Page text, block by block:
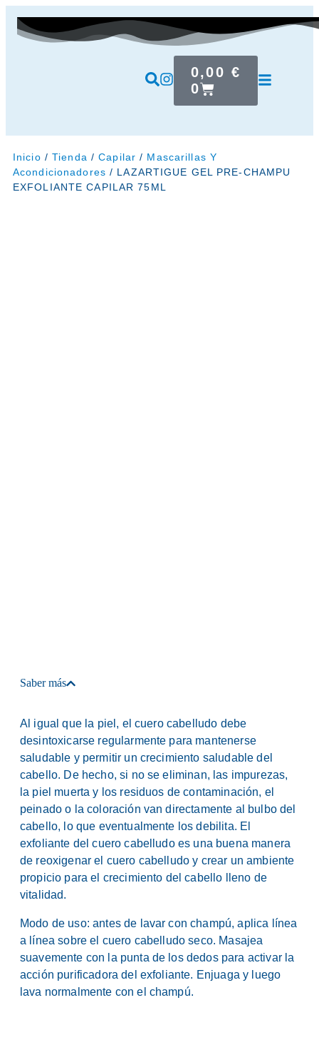
0,00 €
0
Inicio /Tienda /Capilar / Mascarillas Y
Acondicionadores / LAZARTIGUE GEL PRE-CHAMPU
EXFOLIANTE CAPILAR 75ML
Saber más
Al igual que la piel, el cuero cabelludo debe
desintoxicarse regularmente para mantenerse
saludable y permitir un crecimiento saludable del
cabello. De hecho, si no se eliminan, las impurezas,
la piel muerta y los residuos de contaminación, el
peinado o la coloración van directamente al bulbo del
cabello, lo que eventualmente los debilita. El
exfoliante del cuero cabelludo es una buena manera
de reoxigenar el cuero cabelludo y crear un ambiente
propicio para el crecimiento del cabello lleno de
vitalidad.
Modo de uso: antes de lavar con champú, aplica línea
a línea sobre el cuero cabelludo seco. Masajea
suavemente con la punta de los dedos para activar la
acción purificadora del exfoliante. Enjuaga y luego
lava normalmente con el champú.